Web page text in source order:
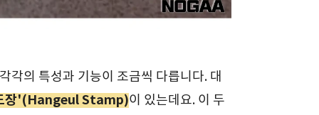
각의 특성과 기능이 조금씩 다릅니다. 대
장'(Hangeul Stamp)이 있는데요. 이 두